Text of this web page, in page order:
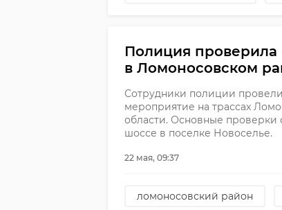
Полиция проверила
в Ломоносовском
Сотрудники полиции
мероприятие на трассах
области. Основные проверки
шоссе в поселке Новоселье.
22 мая, 09:37
ломоносовский район